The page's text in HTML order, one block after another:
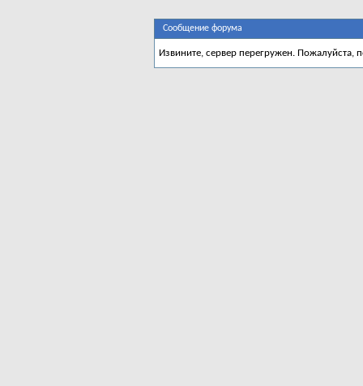
Сообщение форума
Извините, сервер перегружен. Пожалуйста,